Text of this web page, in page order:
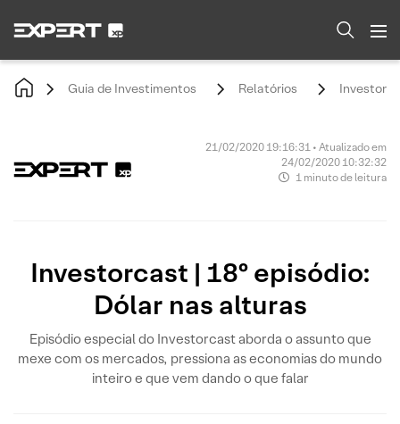
Guia de Investimentos Relatórios
21/02/2020 19:16:31 • Atualizado em
24/02/2020 10:32:32
1 minuto de leitura
Investorcast | 18º episódio:
Dólar nas alturas
Episódio especial do Investorcast aborda o assunto que
mexe com os mercados, pressiona as economias do mundo
inteiro e que vem dando o que falar